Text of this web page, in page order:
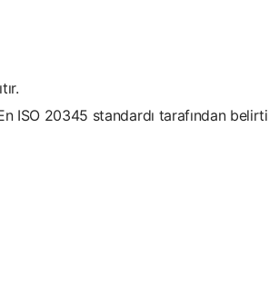
ISO 20345 standardı tarafından